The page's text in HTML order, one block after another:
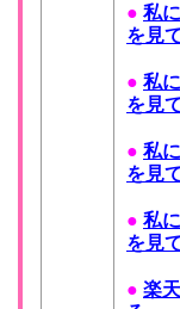
● 私
を見
● 私
を見
● 私
を見
● 私
を見
● 楽